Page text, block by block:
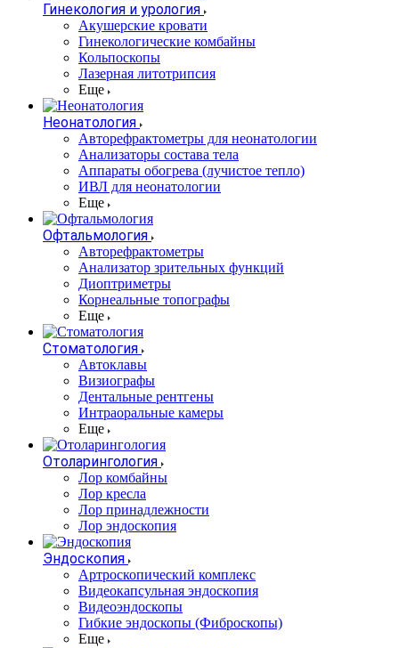
Гинекология и урология
Акушерские кровати
Гинекологические комбайны
Кольпоскопы
Лазерная литотрипсия
Еще
Неонатология
Авторефрактометры для неонатологии
Анализаторы состава тела
Аппараты обогрева (лучистое тепло)
ИВЛ для неонатологии
Еще
Офтальмология
Авторефрактометры
Анализатор зрительных функций
Диоптриметры
Корнеальные топографы
Еще
Стоматология
Автоклавы
Визиографы
Дентальные рентгены
Интраоральные камеры
Еще
Отоларингология
Лор комбайны
Лор кресла
Лор принадлежности
Лор эндоскопия
Эндоскопия
Артроскопический комплекс
Видеокапсульная эндоскопия
Видеоэндоскопы
Гибкие эндоскопы (Фиброcкопы)
Еще